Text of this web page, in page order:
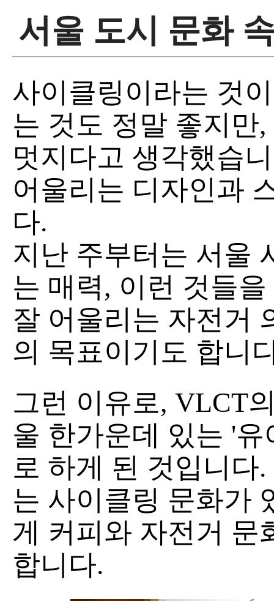
서울 도시 문화
사이클링이라는 것
는 것도 정말 좋지만
멋지다고 생각했습
어울리는 디자인과
다.
지난 주부터는 서울
는 매력, 이런 것들
잘 어울리는 자전거
의 목표이기도 합니
그런 이유로, VLCT
울 한가운데 있는 '유
로 하게 된 것입니다
는 사이클링 문화가
게 커피와 자전거 문
합니다.